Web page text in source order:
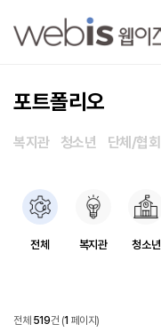
포트폴리오
복지관 청소년 단체/협회
포트폴리오 카테고리
전체 복지관 청소년
포트폴리오
전체 519건 (1 페이지)